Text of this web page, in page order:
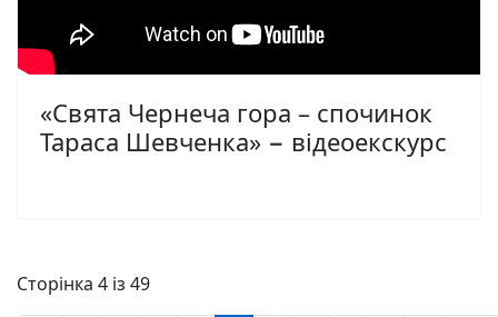
«Свята Чернеча гора – спочинок
Тараса Шевченка» − відеоекскурс
Сторінка 4 із 49